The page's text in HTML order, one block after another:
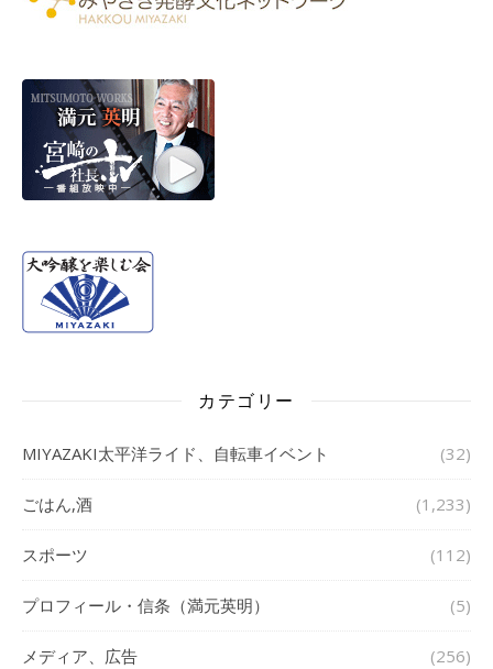
カテゴリー
MIYAZAKI太平洋ライド、自転車イベント (32)
ごはん,酒 (1,233)
スポーツ (112)
プロフィール・信条（満元英明） (5)
メディア、広告 (256)